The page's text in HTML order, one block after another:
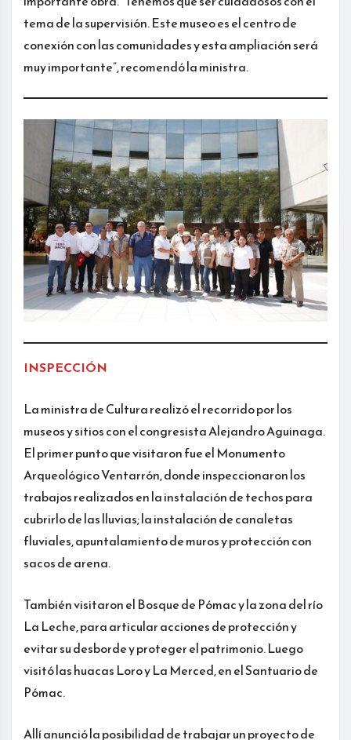
tema de la supervisión. Este museo es el centro de
conexión con las comunidades y esta ampliación será
muy importante”, recomendó la ministra.
INSPECCIÓN
La ministra de Cultura realizó el recorrido por los
museos y sitios con el congresista Alejandro Aguinaga.
El primer punto que visitaron fue el Monumento
Arqueológico Ventarrón, donde inspeccionaron los
trabajos realizados en la instalación de techos para
cubrirlo de las lluvias; la instalación de canaletas
fluviales, apuntalamiento de muros y protección con
sacos de arena.
También visitaron el Bosque de Pómac y la zona del río
La Leche, para articular acciones de protección y
evitar su desborde y proteger el patrimonio. Luego
visitó las huacas Loro y La Merced, en el Santuario de
Pómac.
Allí anunció la posibilidad de trabajar un proyecto de